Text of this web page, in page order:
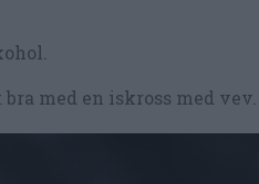
med en iskross med vev.